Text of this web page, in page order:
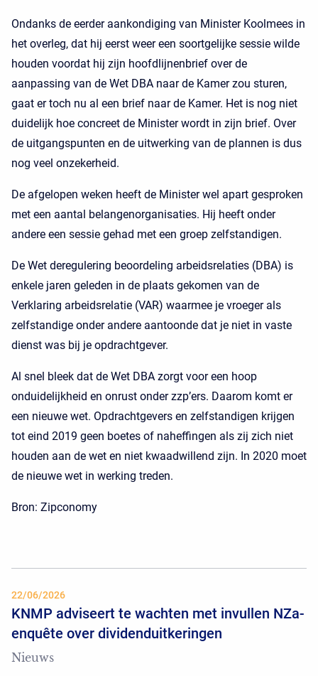
Ondanks de eerder aankondiging van Minister Koolmees in
het overleg, dat hij eerst weer een soortgelijke sessie wilde
houden voordat hij zijn hoofdlijnenbrief over de
aanpassing van de Wet DBA naar de Kamer zou sturen,
gaat er toch nu al een brief naar de Kamer. Het is nog niet
duidelijk hoe concreet de Minister wordt in zijn brief. Over
de uitgangspunten en de uitwerking van de plannen is dus
nog veel onzekerheid.
De afgelopen weken heeft de Minister wel apart gesproken
met een aantal belangenorganisaties. Hij heeft onder
andere een sessie gehad met een groep zelfstandigen.
De Wet deregulering beoordeling arbeidsrelaties (DBA) is
enkele jaren geleden in de plaats gekomen van de
Verklaring arbeidsrelatie (VAR) waarmee je vroeger als
zelfstandige onder andere aantoonde dat je niet in vaste
dienst was bij je opdrachtgever.
Al snel bleek dat de Wet DBA zorgt voor een hoop
onduidelijkheid en onrust onder zzp’ers. Daarom komt er
een nieuwe wet. Opdrachtgevers en zelfstandigen krijgen
tot eind 2019 geen boetes of naheffingen als zij zich niet
houden aan de wet en niet kwaadwillend zijn. In 2020 moet
de nieuwe wet in werking treden.
Bron: Zipconomy
22/06/2026
KNMP adviseert te wachten met invullen NZa-
enquête over dividenduitkeringen
Nieuws